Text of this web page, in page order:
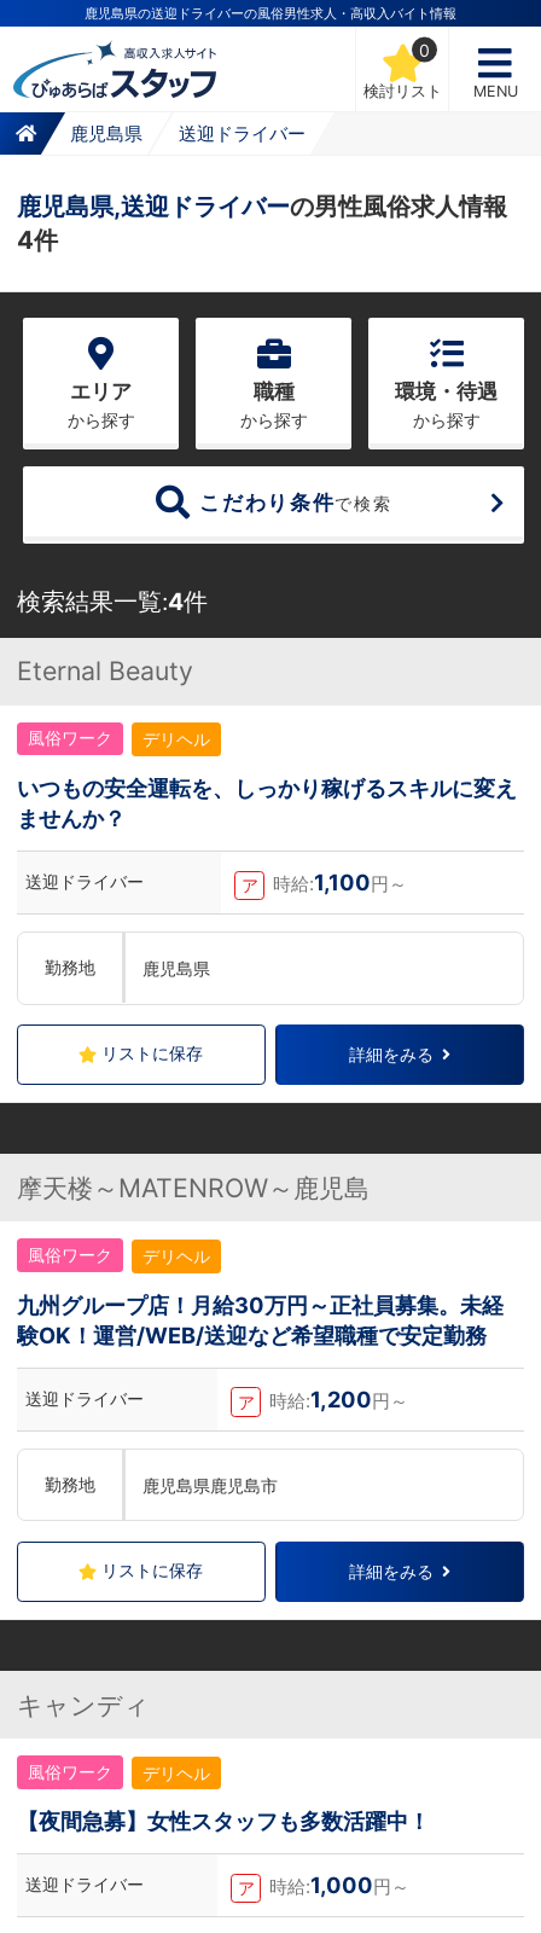
鹿児島県の送迎ドライバーの風俗男性求人・高収入バイト情報
検討リスト
0
MENU
鹿児島県 送迎ドライバー
鹿児島県,送迎ドライバーの男性風俗求人情報
4件
エリア
から探す
職種
から探す
環境・待遇
から探す
こだわり条件で検索
検索結果一覧:4件
Eternal Beauty
風俗ワーク デリヘル
いつもの安全運転を、しっかり稼げるスキルに変え
ませんか？
送迎ドライバー ア 時給:1,100円～
勤務地 鹿児島県
リストに保存 詳細をみる
摩天楼～MATENROW～鹿児島
風俗ワーク デリヘル
九州グループ店！月給30万円～正社員募集。未経
験OK！運営/WEB/送迎など希望職種で安定勤務
送迎ドライバー ア 時給:1,200円～
勤務地 鹿児島県鹿児島市
リストに保存 詳細をみる
キャンディ
風俗ワーク デリヘル
【夜間急募】女性スタッフも多数活躍中！
送迎ドライバー ア 時給:1,000円～